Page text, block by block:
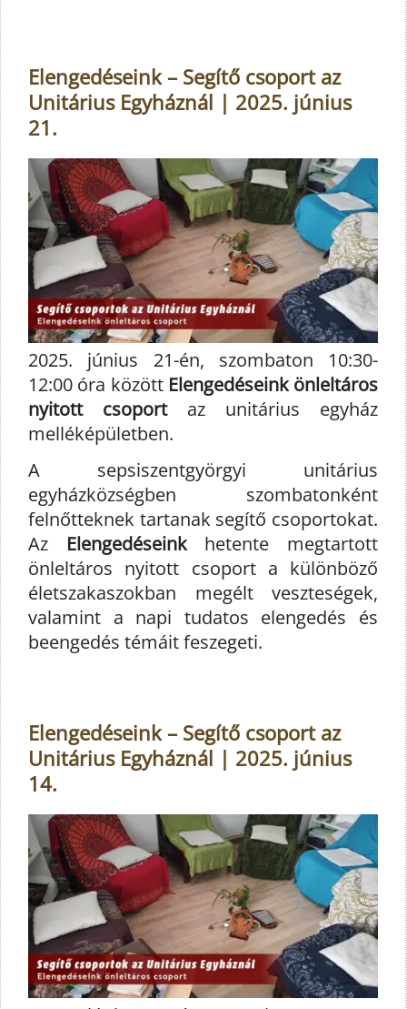
Elengedéseink – Segítő csoport az
Unitárius Egyháznál | 2025. június
21.
2025. június 21-én, szombaton 10:30-
12:00 óra között Elengedéseink önleltáros
nyitott csoportaz unitárius egyház
melléképületben.
A sepsiszentgyörgyi unitárius
egyházközségben szombatonként
felnőtteknek tartanak segítő csoportokat.
Az Elengedéseinkhetente megtartott
önleltáros nyitott csoport a különböző
életszakaszokban megélt veszteségek,
valamint a napi tudatos elengedés és
beengedés témáit feszegeti.
Elengedéseink – Segítő csoport az
Unitárius Egyháznál | 2025. június
14.